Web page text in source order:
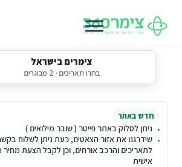
צימרים בישראל
בחרו תאריכים · 2 מבוגרים
חדש באתר
ניתן לסלוק באתר פייטר ( שובר מילואים )
שידרגנו את אזור הצאטים, כעת ניתן לשלוח
לתאריכים והרכב אורחים, וכן לקבל הצעת
אישית